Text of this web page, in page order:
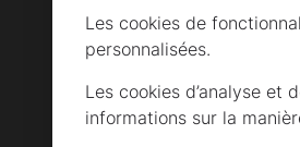
Les cookies de
personnalisées.
Les cookies d’analyse
informations sur la